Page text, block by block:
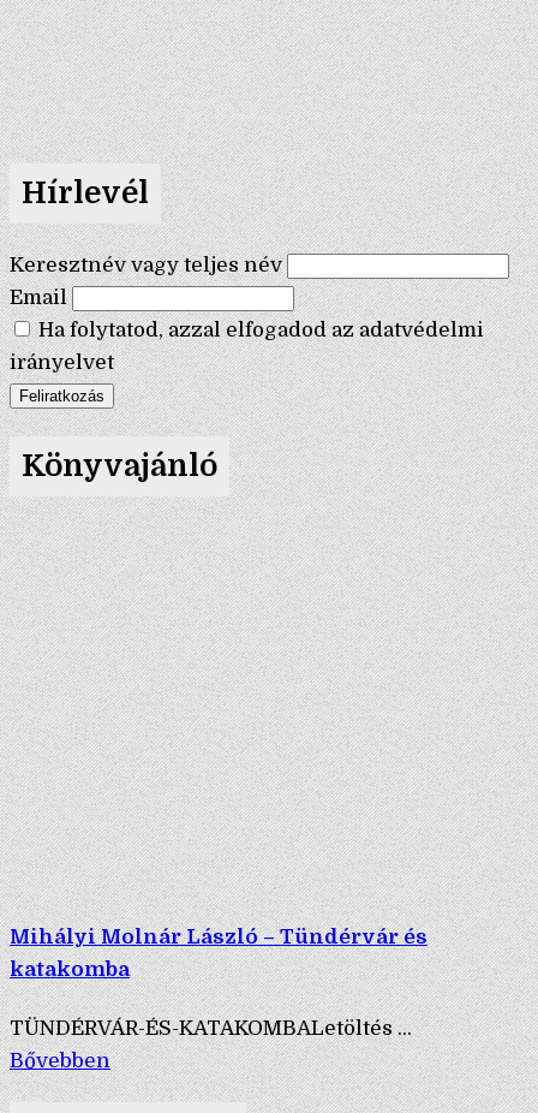
Hírlevél
Keresztnév vagy teljes név
Email
Ha folytatod, azzal elfogadod az adatvédelmi
irányelvet
Könyvajánló
Mihályi Molnár László – Tündérvár és
katakomba
TÜNDÉRVÁR-ÉS-KATAKOMBALetöltés ...
Bővebben